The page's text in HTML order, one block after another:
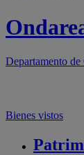
Departamento de
Bienes vistos